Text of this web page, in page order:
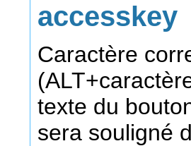
accesskey
Caractère
texte du
sera souligné